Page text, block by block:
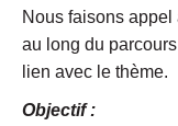
Nous faisons appel
au long du
lien avec le thème.
Objectif :